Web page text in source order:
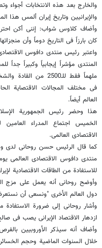
والخارج بعد هذه الانتخابات أجواء
والإیرانیین وتاریخ إیران ألمس هذا
وأضاف کلاوس شواب: إننی أکن
کان بارزاً فی التاریخ دوماً وأن
واعتبر رئیس منتدی دافوس
المنتدی مؤشراً إیجابیاً وکبیراً
ملهماً فقط للـ2500
فی مختلف المجالات الاقتصایة
العالم أیضاً.
هذا وحضر رئیس الجمهوریة
الخمیس اجتماع المدراء
الاقتصادی العالمی.
کما قال الرئیس حسن روحانی لدی
منتدی دافوس الاقتصادی العالمی
للاستفادة من الطاقات الاقتصادیة
وأوضح روحانی أنه یعمل علی مزج
دول العالم الأخری "ونسعی أن
وأشار روحانی إلی ضرورة
ازدهار الاقتصاد الإیرانی یصب فی
وأضاف أنه سیذکر الأوروبیین
خلال السنوات الماضیة وحجم